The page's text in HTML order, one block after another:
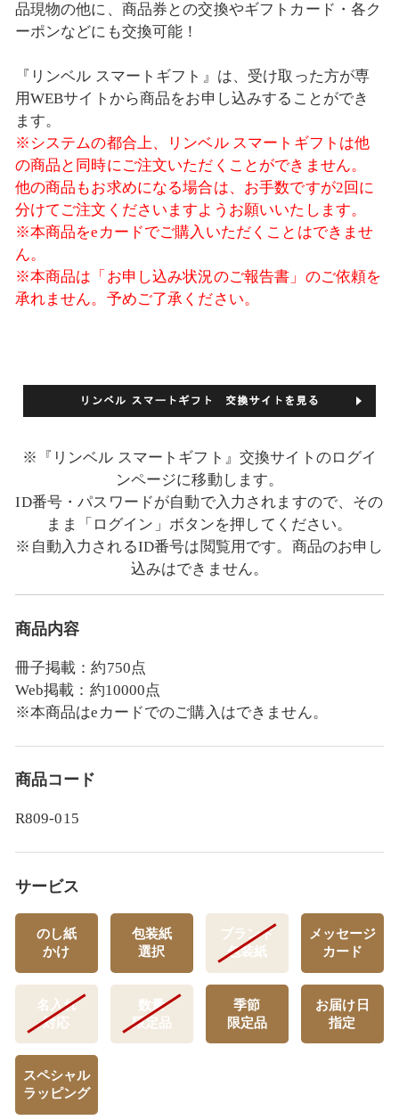
品現物の他に、商品券との交換やギフトカード・各ク
ーポンなどにも交換可能！
『リンベル スマートギフト』は、受け取った方が専
用WEBサイトから商品をお申し込みすることができ
ます。
※システムの都合上、リンベル スマートギフトは他
の商品と同時にご注文いただくことができません。
他の商品もお求めになる場合は、お手数ですが2回に
分けてご注文くださいますようお願いいたします。
※本商品をeカードでご購入いただくことはできませ
ん。
※本商品は「お申し込み状況のご報告書」のご依頼を
承れません。予めご了承ください。
※『リンベル スマートギフト』交換サイトのログイ
ンページに移動します。
ID番号・パスワードが自動で入力されますので、その
まま「ログイン」ボタンを押してください。
※自動入力されるID番号は閲覧用です。商品のお申し
込みはできません。
商品内容
冊子掲載：約750点
Web掲載：約10000点
※本商品はeカードでのご購入はできません。
商品コード
R809-015
サービス
のし紙
かけ
包装紙
選択
ブランド
包装紙
メッセージ
カード
名入れ
対応
数量
限定品
季節
限定品
お届け日
指定
スペシャル
ラッピング